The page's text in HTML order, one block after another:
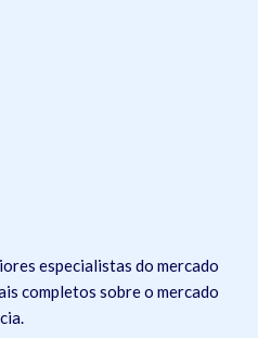
especialistas do mercado
completos sobre o mercado